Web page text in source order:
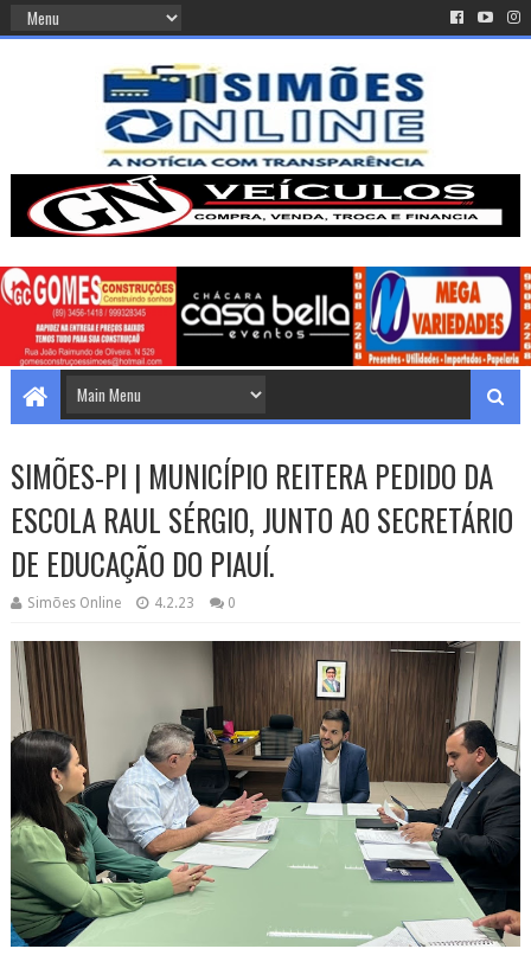
SIMÕES-PI | MUNICÍPIO REITERA PEDIDO DA
ESCOLA RAUL SÉRGIO, JUNTO AO SECRETÁRIO
DE EDUCAÇÃO DO PIAUÍ.
Simões Online 4.2.23 0